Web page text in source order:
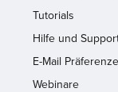
Tutorials
Hilfe und
E-Mail
Webinare